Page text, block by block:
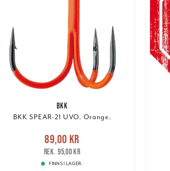
BKK
BKK SPEAR-21 UVO. Orange.
Nuvarande pris:89,00 kr
pris:95,00 kr
89,00 kr
95,00 kr
FINNS I LAGER.